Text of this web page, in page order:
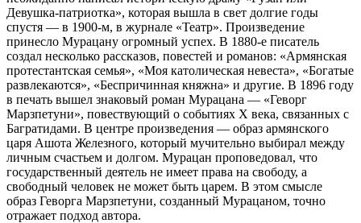
Девушка-патриотка», которая вышла в свет долгие годы
спустя — в 1900-м, в журнале «Театр». Произведение
принесло Мурацану огромный успех. В 1880-е писатель
создал несколько рассказов, повестей и романов: «Армянская
протестантская семья», «Моя католическая невеста», «Богатые
развлекаются», «Беспричинная княжна» и другие. В 1896 году
в печать вышел знаковый роман Мурацана — «Геворг
Марзпетуни», повествующий о событиях Х века, связанных с
Багратидами. В центре произведения — образ армянского
царя Ашота Железного, который мучительно выбирал между
личным счастьем и долгом. Мурацан проповедовал, что
государственный деятель не имеет права на свободу, а
свободный человек не может быть царем. В этом смысле
образ Геворга Марзпетуни, созданный Мурацаном, точно
отражает подход автора.